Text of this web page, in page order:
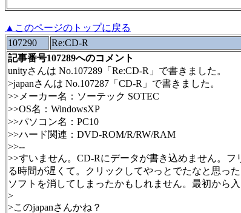
▲このページのトップに戻る
107290
Re:CD-R
記事番号107289へのコメント
unityさんは No.107289「Re:CD-R」で書きました。
>japanさんは No.107287「CD-R」で書きました。
>>メーカー名：ソーテック SOTEC
>>OS名：WindowsXP
>>パソコン名：PC10
>>ハード関連：DVD-ROM/R/RW/RAM
>>--
>>すいません。CD-Rにデータが書き込めません。
る時間が遅くて。クリックしてやっとでたなと思っ
ソフトを消してしまったかもしれません。最初から
>
>このjapanさんかね？